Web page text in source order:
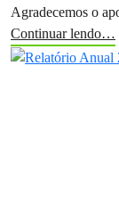
Agradecemos o
Continuar lendo…